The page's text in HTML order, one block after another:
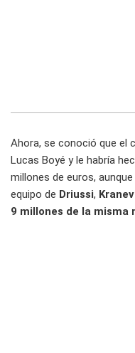
Ahora, se conoció que el
Lucas Boyé y le habría
millones de euros,
equipo de Driussi,
9 millones de la misma